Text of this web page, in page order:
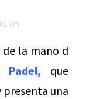
am
de la mano d
Padel, que
presenta una